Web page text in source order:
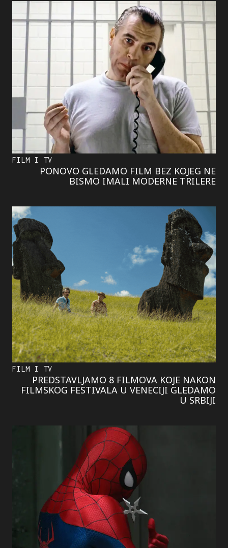
FILM I TV
PONOVO GLEDAMO FILM BEZ KOJEG NE
BISMO IMALI MODERNE TRILERE
FILM I TV
PREDSTAVLJAMO 8 FILMOVA KOJE NAKON
FILMSKOG FESTIVALA U VENECIJI GLEDAMO
U SRBIJI